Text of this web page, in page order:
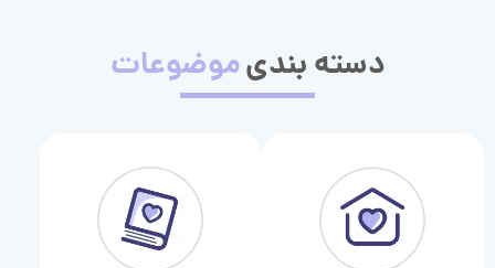
دسته بندیموضوعات